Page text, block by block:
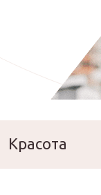
Красота